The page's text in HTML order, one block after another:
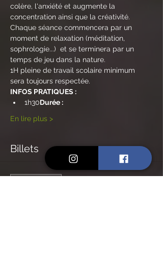
colère, l'anxiété et augmente la
concentration ainsi que la créativité.
Chaque séance commencera par un
moment de relaxation (méditation,
sophrologie...)  et se terminera par un
temps de jeu dans la nature.
1H pleine de travail scolaire minimum
sera toujours respectée.
INFOS PRATIQUES :
1h30Durée :
En lire plus >
Billets